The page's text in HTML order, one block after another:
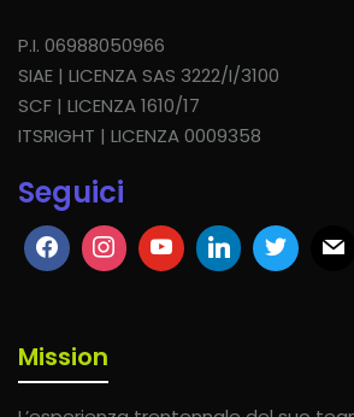
P.I. 06988050966
SIAE | LICENZA SAS 3222/I/3100
SCF | LICENZA 1610/17
ITSRIGHT | LICENZA 0009358
Seguici
Mission